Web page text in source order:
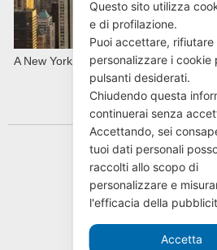
A New York con AVIS in primavera
Questo sito utilizza
e di profilazione.
Puoi accettare, rifiutare
personalizzare i cookie
pulsanti desiderati.
Chiudendo questa
continuerai senza
Accettando, sei
tuoi dati personali
raccolti allo scopo di
personalizzare e
l'efficacia della
Accetta